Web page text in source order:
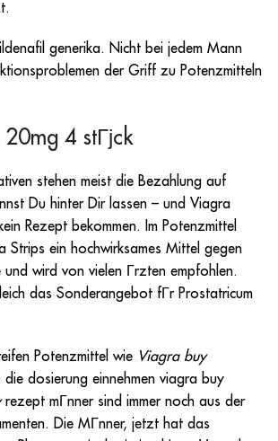
generika. Nicht bei jedem Mann
der Griff zu Potenzmitteln
4 stГјck
stehen meist die Bezahlung auf
Du hinter Dir lassen – und Viagra
Rezept bekommen. Im Potenzmittel
Strips ein hochwirksames Mittel gegen
und wird von vielen Гrzten empfohlen.
das Sonderangebot fГr Prostatricum
Potenzmittel wie Viagra buy
dosierung einnehmen viagra buy
rezept mГnner sind immer noch aus der
Die MГnner, jetzt hat das